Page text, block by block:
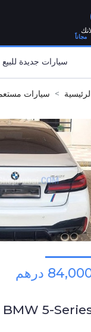
مجاناً
سيارات جديدة للبيع
سيارات
درهم
BMW 5-